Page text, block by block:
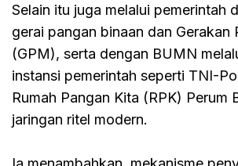
Selain itu juga melalui pemerintah
gerai pangan binaan dan Gerakan
(GPM), serta dengan BUMN
instansi pemerintah seperti TNI-
Rumah Pangan Kita (RPK) Perum
jaringan ritel modern.